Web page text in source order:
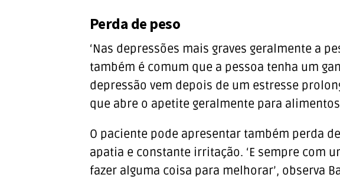
Perda de peso
‘Nas depressões mais graves geralmente a
também é comum que a pessoa tenha um
depressão vem depois de um estresse
que abre o apetite geralmente para
O paciente pode apresentar também perda
apatia e constante irritação. ‘E sempre com
fazer alguma coisa para melhorar’, observa